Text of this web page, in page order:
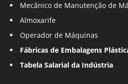
Mecânico de Manutenção de
Almoxarife
Operador de Máquinas
Fábricas de Embalagens
Tabela Salarial da Indústria